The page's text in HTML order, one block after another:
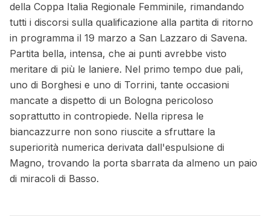
della Coppa Italia Regionale Femminile, rimandando
tutti i discorsi sulla qualificazione alla partita di ritorno
in programma il 19 marzo a San Lazzaro di Savena.
Partita bella, intensa, che ai punti avrebbe visto
meritare di più le laniere. Nel primo tempo due pali,
uno di Borghesi e uno di Torrini, tante occasioni
mancate a dispetto di un Bologna pericoloso
soprattutto in contropiede. Nella ripresa le
biancazzurre non sono riuscite a sfruttare la
superiorità numerica derivata dall'espulsione di
Magno, trovando la porta sbarrata da almeno un paio
di miracoli di Basso.